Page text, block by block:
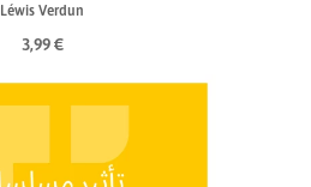
Léwis Verdun
3,99 €